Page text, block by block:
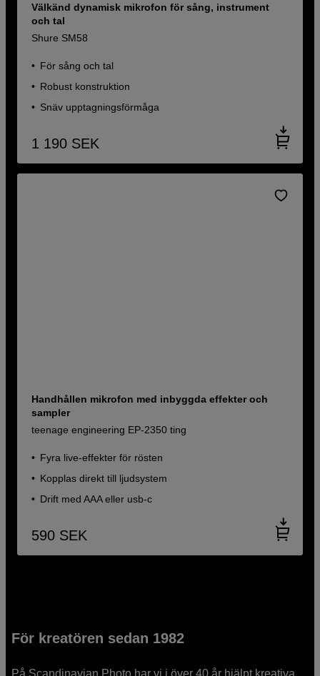
Välkänd dynamisk mikrofon för sång, instrument
och tal
Shure SM58
För sång och tal
Robust konstruktion
Snäv upptagningsförmåga
1 190 SEK
Handhållen mikrofon med inbyggda effekter och
sampler
teenage engineering EP-2350 ting
Fyra live-effekter för rösten
Kopplas direkt till ljudsystem
Drift med AAA eller usb-c
590 SEK
För kreatören sedan 1982